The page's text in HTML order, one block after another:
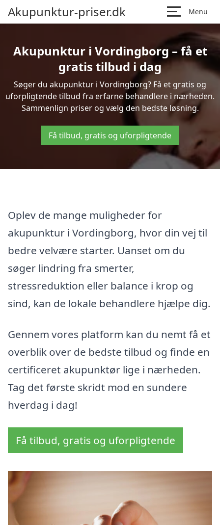
Akupunktur-priser.dk Menu
Akupunktur i Vordingborg – få et
gratis tilbud i dag
Søger du akupunktur i Vordingborg? Få et gratis og
uforpligtende tilbud fra erfarne behandlere i nærheden.
Sammenlign priser og vælg den bedste løsning.
Få tilbud, gratis og uforpligtende
Oplev de mange muligheder for
akupunktur i Vordingborg, hvor din vej til
bedre velvære starter. Uanset om du
søger lindring fra smerter,
stressreduktion eller balance i krop og
sind, kan de lokale behandlere hjælpe dig.
Gennem vores platform kan du nemt få et
overblik over de bedste tilbud og finde en
certificeret akupunktør lige i nærheden.
Tag det første skridt mod en sundere
hverdag i dag!
Få tilbud, gratis og uforpligtende